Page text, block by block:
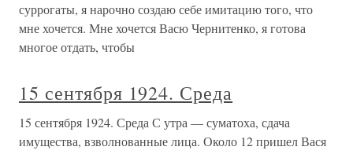
суррогаты, я нарочно создаю себе имитацию того, что
мне хочется. Мне хочется Васю Чернитенко, я готова
многое отдать, чтобы
15 сентября 1924. Среда
15 сентября 1924. Среда С утра — суматоха, сдача
имущества, взволнованные лица. Около 12 пришел Вася